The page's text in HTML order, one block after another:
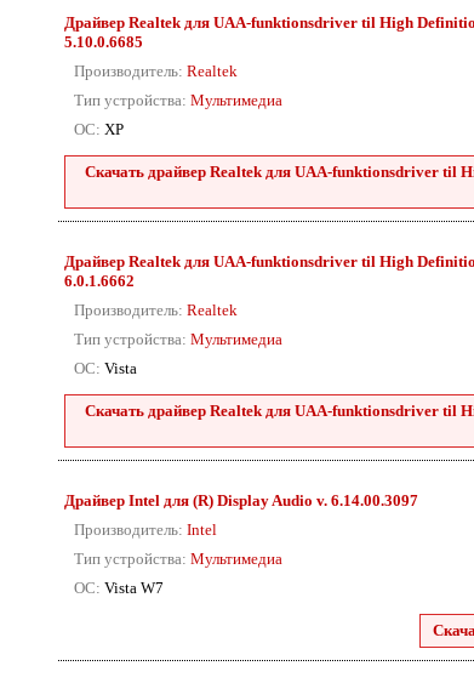
Драйвер Realtek для UAA-funktionsdriver til High
5.10.0.6685
Производитель: Realtek
Тип устройства: Мультимедиа
ОС: XP
Скачать драйвер Realtek для UAA-funktionsdriver til
Драйвер Realtek для UAA-funktionsdriver til High
6.0.1.6662
Производитель: Realtek
Тип устройства: Мультимедиа
ОС: Vista
Скачать драйвер Realtek для UAA-funktionsdriver til
Драйвер Intel для (R) Display Audio v. 6.14.00.3097
Производитель: Intel
Тип устройства: Мультимедиа
ОС: Vista W7